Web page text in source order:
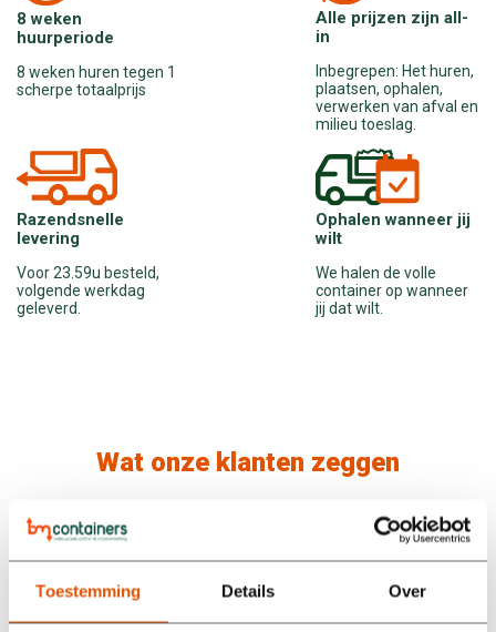
Toestemming Details Over
8 weken
huurperiode
8 weken huren tegen 1
scherpe totaalprijs
Alle prijzen zijn all-
in
Inbegrepen: Het huren,
plaatsen, ophalen,
verwerken van afval en
milieu toeslag.
Razendsnelle
levering
Voor 23.59u besteld,
volgende werkdag
geleverd.
Ophalen wanneer jij
wilt
We halen de volle
container op wanneer
jij dat wilt.
Wat onze klanten zeggen
We hebben een container gehuurd bij BM Containers en zijn
supertevreden. Alles werd netjes geregeld: snel geleverd,